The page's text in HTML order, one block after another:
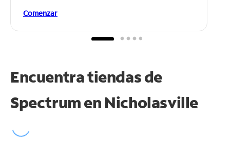
Comenzar
Encuentra tiendas de
Spectrum en Nicholasville